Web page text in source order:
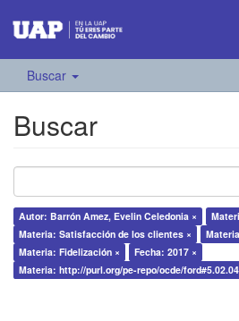
Buscar
Buscar
Autor: Barrón Amez, Evelin Celedonia ×
Materia: Satisfacción de los clientes ×
Materia: Fidelización ×
Fecha: 2017 ×
Materia: http://purl.org/pe-repo/ocde/